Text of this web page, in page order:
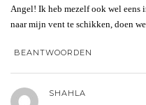
Angel! Ik heb mezelf ook wel eens
naar mijn vent te schikken, doen
BEANTWOORDEN
SHAHLA